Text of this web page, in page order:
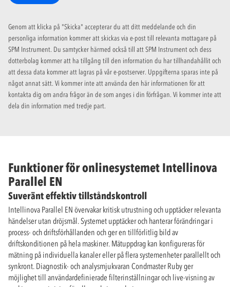
Genom att klicka på "Skicka" accepterar du att ditt meddelande och din
personliga information kommer att skickas via e-post till relevanta mottagare på
SPM Instrument. Du samtycker härmed också till att SPM Instrument och dess
dotterbolag kommer att ha tillgång till den information du har tillhandahållit och
att dessa data kommer att lagras på vår e-postserver. Uppgifterna sparas inte på
något annat sätt. Vi kommer inte att använda den här informationen för att
kontakta dig om andra frågor än de som anges i din förfrågan. Vi kommer inte att
dela din information med tredje part.
Funktioner för onlinesystemet Intellinova
Parallel EN
Suveränt effektiv tillståndskontroll
Intellinova Parallel EN övervakar kritisk utrustning och upptäcker relevanta
händelser utan dröjsmål. Systemet upptäcker och hanterar förändringar i
process- och driftsförhållanden och ger en tillförlitlig bild av
driftskonditionen på hela maskiner. Mätuppdrag kan konfigureras för
mätning på individuella kanaler eller på flera systemenheter parallellt och
synkront. Diagnostik- och analysmjukvaran Condmaster Ruby ger
möjlighet till användardefinierade filterinställningar och live-visning av